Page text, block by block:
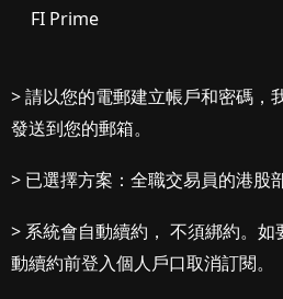
FI Prime
> 請以您的電郵建立帳戶和密碼，
發送到您的郵箱。
> 已選擇方案：全職交易員的港股
> 系統會自動續約， 不須綁約。
動續約前登入個人戶口取消訂閱。